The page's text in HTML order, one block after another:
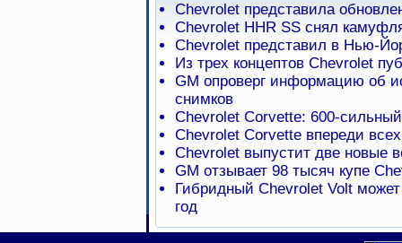
Chevrolet представила
Chevrolet HHR SS снял
Chevrolet представил в Нью-
Из трех концептов Chevrolet
GM опроверг информацию об
снимков
Chevrolet Corvette: 600-
Chevrolet Corvette впереди
Chevrolet выпустит две новые
GM отзывает 98 тысяч купе
Гибридный Chevrolet Volt
год